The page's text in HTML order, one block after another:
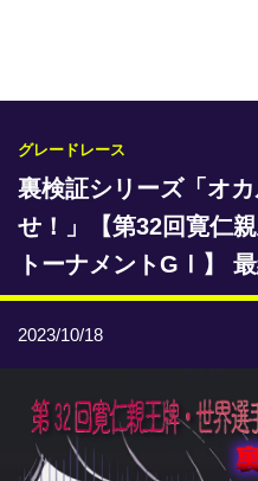
レース情報
本日のおすすめレース
年間開催予定表
トリマクリオリジナル予
トリマクリコラム
お知らせ
番記者とくダネ！
グレードレース
裏検証シリーズ「オ
せ！」【第32回寛仁
トーナメントGⅠ】 最
2023/10/18